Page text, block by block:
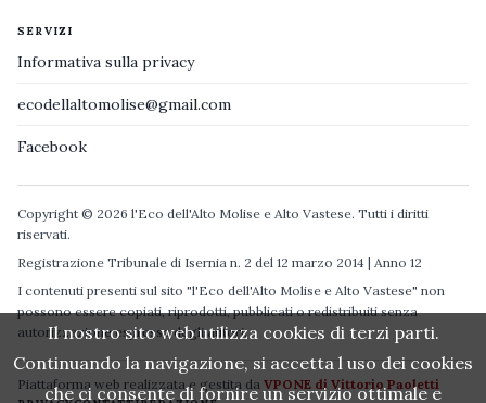
SERVIZI
Informativa sulla privacy
ecodellaltomolise@gmail.com
Facebook
Copyright © 2026 l'Eco dell'Alto Molise e Alto Vastese. Tutti i diritti
riservati.
Registrazione Tribunale di Isernia n. 2 del 12 marzo 2014 | Anno 12
I contenuti presenti sul sito "l'Eco dell'Alto Molise e Alto Vastese" non
possono essere copiati, riprodotti, pubblicati o redistribuiti senza
autorizzazione espressa degli autori.
Piattaforma web realizzata e gestita da VPONE di Vittorio Paoletti
Il nostro sito web utilizza cookies di terzi parti.
Continuando la navigazione, si accetta l uso dei cookies
che ci consente di fornire un servizio ottimale e